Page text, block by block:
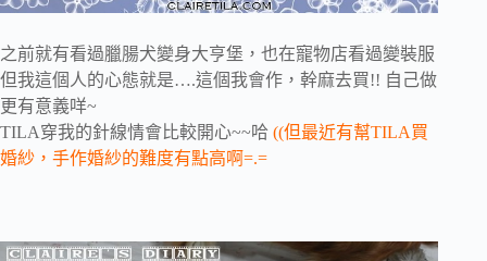
之前就有看過臘腸犬變身大亨堡，也在寵物店看過變裝服
但我這個人的心態就是….這個我會作，幹麻去買!! 自己做
更有意義咩~
TILA穿我的針線情會比較開心~~哈 ((但最近有幫TILA買
婚紗，手作婚紗的難度有點高啊=.=